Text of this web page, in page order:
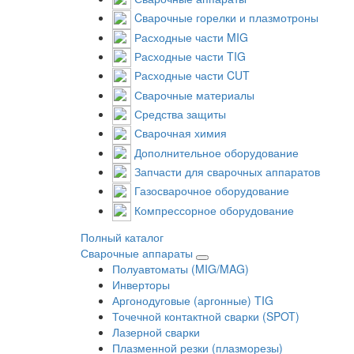
Cварочные горелки и плазмотроны
Расходные части MIG
Расходные части TIG
Расходные части CUT
Сварочные материалы
Средства защиты
Сварочная химия
Дополнительное оборудование
Запчасти для сварочных аппаратов
Газосварочное оборудование
Компрессорное оборудование
Полный каталог
Сварочные аппараты
Полуавтоматы (MIG/MAG)
Инверторы
Аргонодуговые (аргонные) TIG
Точечной контактной сварки (SPOT)
Лазерной сварки
Плазменной резки (плазморезы)